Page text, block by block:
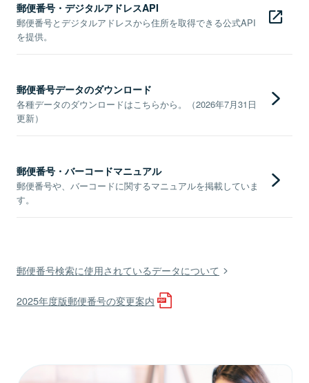
郵便番号・デジタルアドレスAPI
郵便番号とデジタルアドレスから住所を取得できる公式API
を提供。
郵便番号データのダウンロード
各種データのダウンロードはこちらから。（2026年7月31日
更新）
郵便番号・バーコードマニュアル
郵便番号や、バーコードに関するマニュアルを掲載していま
す。
郵便番号検索に使用されているデータについて
2025年度版郵便番号の変更案内